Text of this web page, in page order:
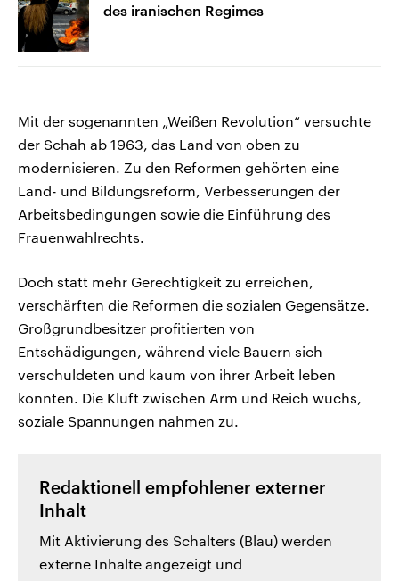
des iranischen Regimes
Mit der sogenannten „Weißen Revolution“ versuchte
der Schah ab 1963, das Land von oben zu
modernisieren. Zu den Reformen gehörten eine
Land- und Bildungsreform, Verbesserungen der
Arbeitsbedingungen sowie die Einführung des
Frauenwahlrechts.
Doch statt mehr Gerechtigkeit zu erreichen,
verschärften die Reformen die sozialen Gegensätze.
Großgrundbesitzer profitierten von
Entschädigungen, während viele Bauern sich
verschuldeten und kaum von ihrer Arbeit leben
konnten. Die Kluft zwischen Arm und Reich wuchs,
soziale Spannungen nahmen zu.
Redaktionell empfohlener externer
Inhalt
Mit Aktivierung des Schalters (Blau) werden
externe Inhalte angezeigt und